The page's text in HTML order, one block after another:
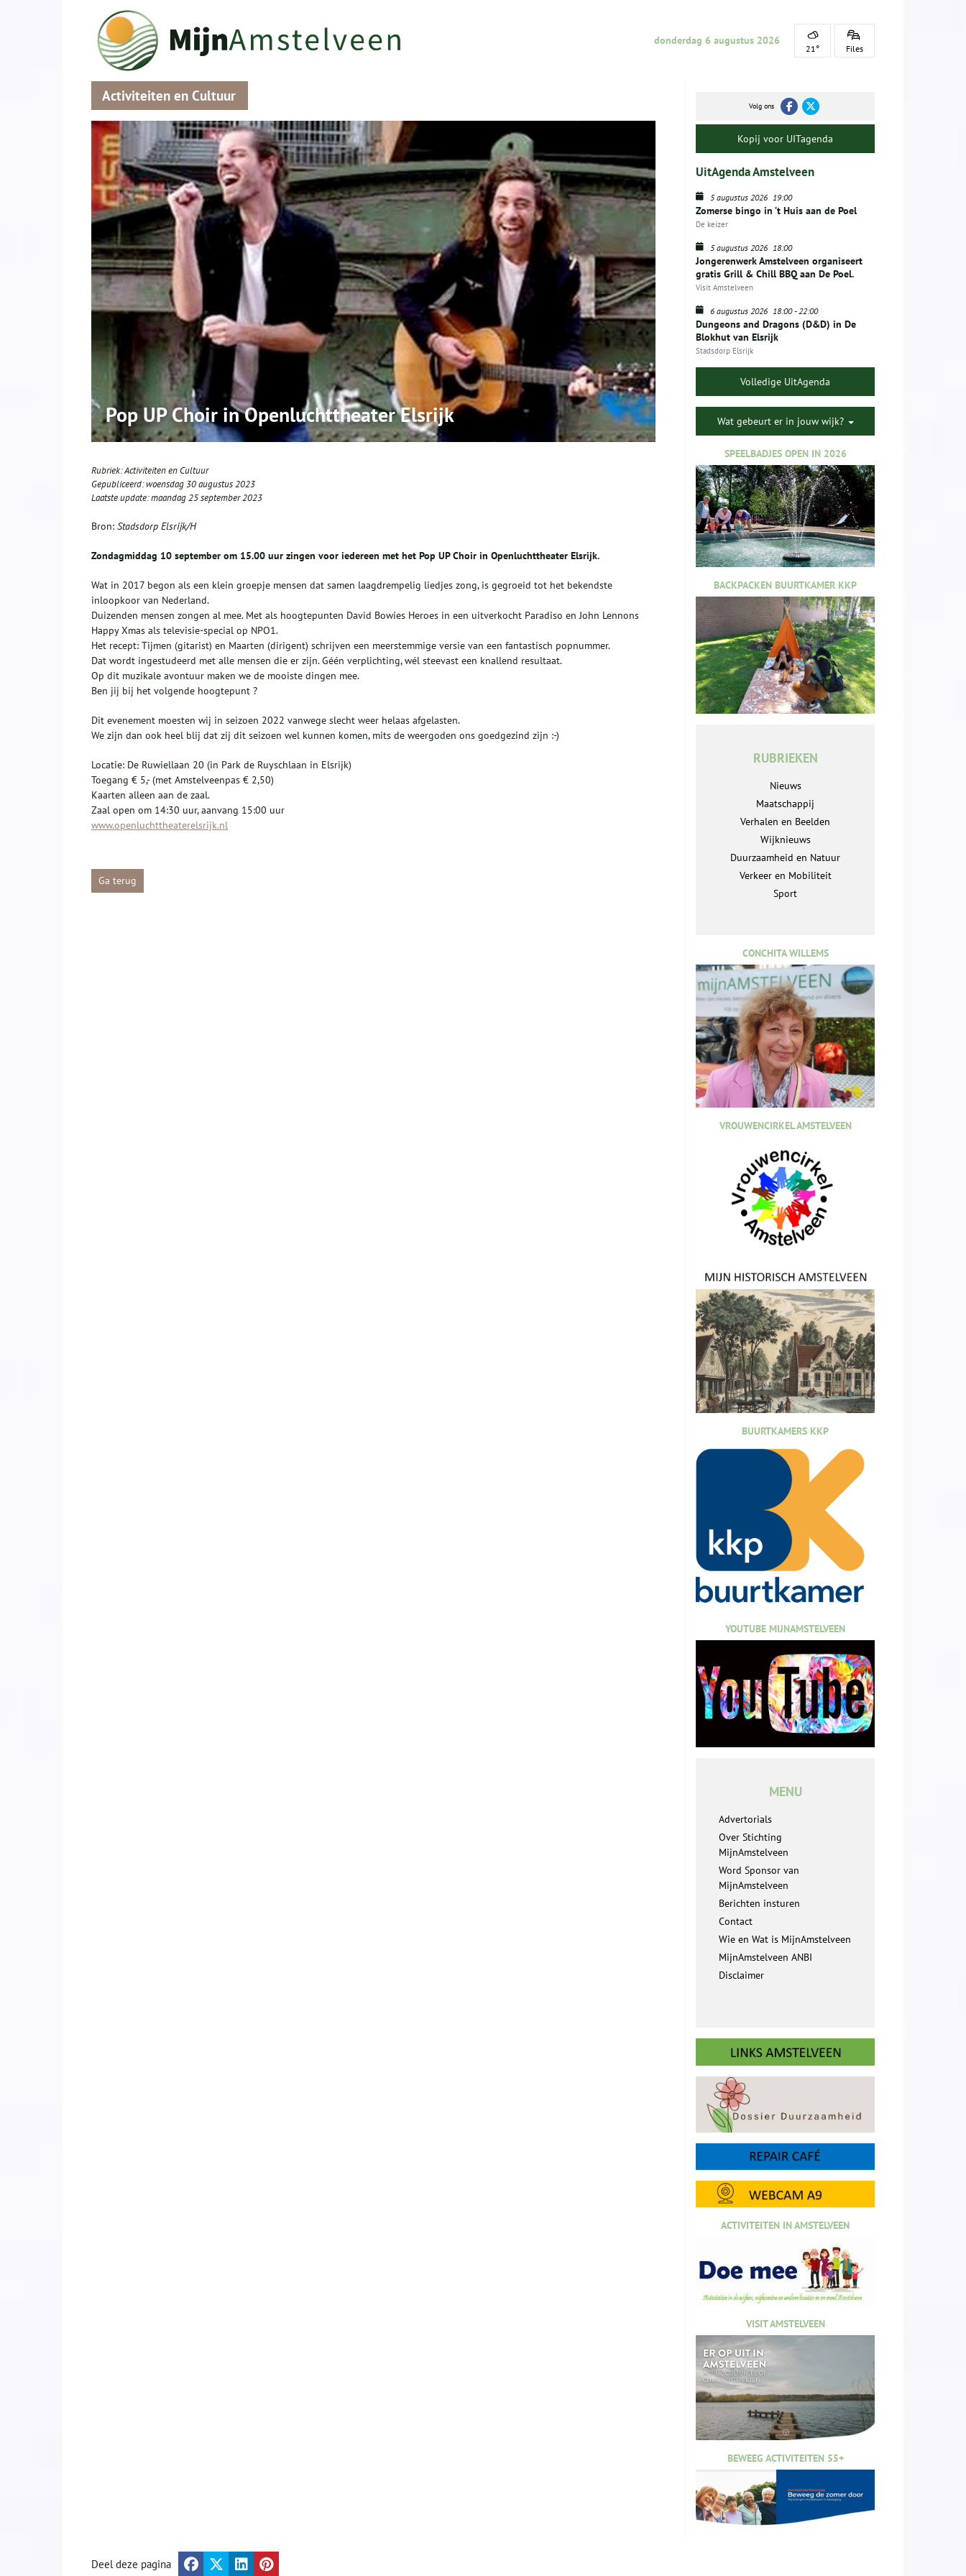
donderdag 6 augustus 2026
21° Files
Activiteiten en Cultuur
Pop UP Choir in Openluchttheater Elsrijk
Rubriek:Activiteiten en Cultuur
Gepubliceerd:woensdag 30 augustus 2023
Laatste update:maandag 25 september 2023
Bron: Stadsdorp Elsrijk/H
Zondagmiddag 10 september om 15.00 uur zingen voor iedereen met het Pop UP Choir in Openluchttheater Elsrijk.
Wat in 2017 begon als een klein groepje mensen dat samen laagdrempelig liedjes zong, is gegroeid tot het bekendste
inloopkoor van Nederland.
Duizenden mensen zongen al mee. Met als hoogtepunten David Bowies Heroes in een uitverkocht Paradiso en John Lennons
Happy Xmas als televisie-special op NPO1.
Het recept: Tijmen (gitarist) en Maarten (dirigent) schrijven een meerstemmige versie van een fantastisch popnummer.
Dat wordt ingestudeerd met alle mensen die er zijn. Géén verplichting, wél steevast een knallend resultaat.
Op dit muzikale avontuur maken we de mooiste dingen mee.
Ben jij bij het volgende hoogtepunt ?
Dit evenement moesten wij in seizoen 2022 vanwege slecht weer helaas afgelasten.
We zijn dan ook heel blij dat zij dit seizoen wel kunnen komen, mits de weergoden ons goedgezind zijn :-)
Locatie: De Ruwiellaan 20 (in Park de Ruyschlaan in Elsrijk)
Toegang € 5,- (met Amstelveenpas € 2,50)
Kaarten alleen aan de zaal.
Zaal open om 14:30 uur, aanvang 15:00 uur
www.openluchttheaterelsrijk.nl
Ga terug
Volg ons
Kopij voor UITagenda
UitAgenda Amstelveen
5 augustus 2026 19:00
Zomerse bingo in ’t Huis aan de Poel
De keizer
5 augustus 2026 18:00
Jongerenwerk Amstelveen organiseert
gratis Grill & Chill BBQ aan De Poel.
Visit Amstelveen
6 augustus 2026 18:00-22:00
Dungeons and Dragons (D&D) in De
Blokhut van Elsrijk
Stadsdorp Elsrijk
Volledige UitAgenda
Wat gebeurt er in jouw wijk?
SPEELBADJES OPEN IN 2026
BACKPACKEN BUURTKAMER KKP
RUBRIEKEN
Nieuws
Maatschappij
Verhalen en Beelden
Wijknieuws
Duurzaamheid en Natuur
Verkeer en Mobiliteit
Sport
CONCHITA WILLEMS
VROUWENCIRKEL AMSTELVEEN
BUURTKAMERS KKP
YOUTUBE MIJNAMSTELVEEN
MENU
Advertorials
Over Stichting
MijnAmstelveen
Word Sponsor van
MijnAmstelveen
Berichten insturen
Contact
Wie en Wat is MijnAmstelveen
MijnAmstelveen ANBI
Disclaimer
ACTIVITEITEN IN AMSTELVEEN
VISIT AMSTELVEEN
BEWEEG ACTIVITEITEN 55+
Deel deze pagina